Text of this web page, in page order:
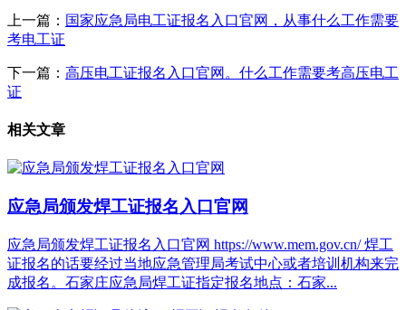
上一篇： 国家应急局电工证报名入口官网，从事什么工作需要
考电工证
下一篇： 高压电工证报名入口官网。什么工作需要考高压电工
证
相关文章
应急局颁发焊工证报名入口官网
应急局颁发焊工证报名入口官网 https://www.mem.gov.cn/ 焊工
证报名的话要经过当地应急管理局考试中心或者培训机构来完
成报名。石家庄应急局焊工证指定报名地点：石家...